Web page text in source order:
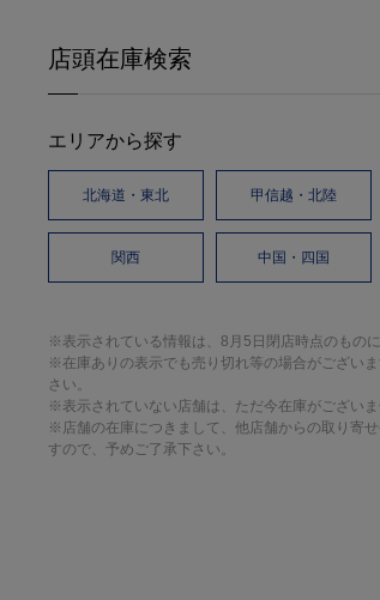
店頭在庫検索
エリアから探す
北海道・東北 甲信越・北陸
関西 中国・四国
※表示されている情報は、8月5日閉店時点のものに
※在庫ありの表示でも売り切れ等の場合がござい
さい。
※表示されていない店舗は、ただ今在庫がございま
※店舗の在庫につきまして、他店舗からの取り寄
すので、予めご了承下さい。